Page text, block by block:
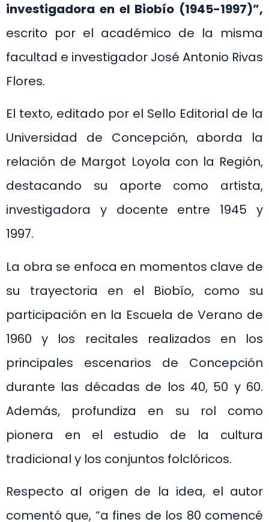
investigadora en el Biobío (1945-1997)”,
escrito por el académico de la misma
facultad e investigador José Antonio Rivas
Flores.
El texto, editado por el Sello Editorial de la
Universidad de Concepción, aborda la
relación de Margot Loyola con la Región,
destacando su aporte como artista,
investigadora y docente entre 1945 y
1997.
La obra se enfoca en momentos clave de
su trayectoria en el Biobío, como su
participación en la Escuela de Verano de
1960 y los recitales realizados en los
principales escenarios de Concepción
durante las décadas de los 40, 50 y 60.
Además, profundiza en su rol como
pionera en el estudio de la cultura
tradicional y los conjuntos folclóricos.
Respecto al origen de la idea, el autor
comentó que, “a fines de los 80 comencé